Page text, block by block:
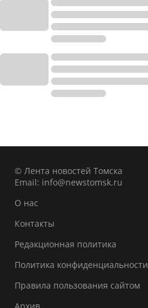
© Лента новостей Томска
Email: info@newstomsk.ru
О нас
Контакты
Редакционная политика
Политика конфиденциальности
Правила пользования сайтом